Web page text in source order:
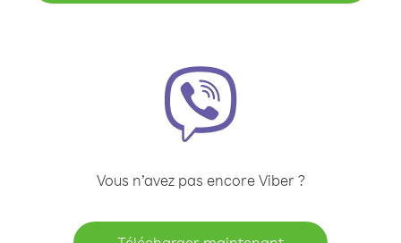
Vous n’avez pas encore Viber ?